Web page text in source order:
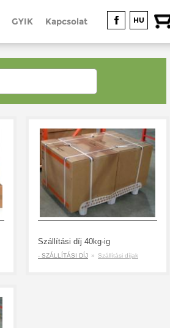
HU
GYIK Kapcsolat
Szállítási díj 40kg-ig
- SZÁLLÍTÁSI DÍJ » Szállítási díjak